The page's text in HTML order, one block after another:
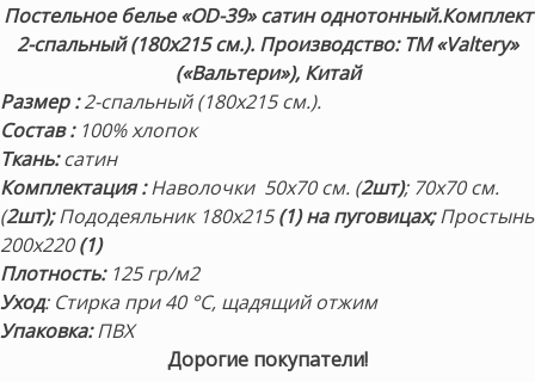
Постельное белье «OD-39» сатин однотонный.Комплект
2-спальный (180х215 см.). Производство: ТМ «Valtery»
(«Вальтери»), Китай
Размер:2-спальный (180х215 см.).
Состав: 100% хлопок
Ткань:сатин
Комплектация:Наволочки 50х70 см. (2шт); 70х70 см.
(2шт);Пододеяльник 180х215(1) на пуговицах;Простынь
200х220(1)
Плотность: 125 гр/м2
Уход: Стирка при 40 °С, щадящий отжим
Упаковка:ПВХ
Дорогие покупатели!